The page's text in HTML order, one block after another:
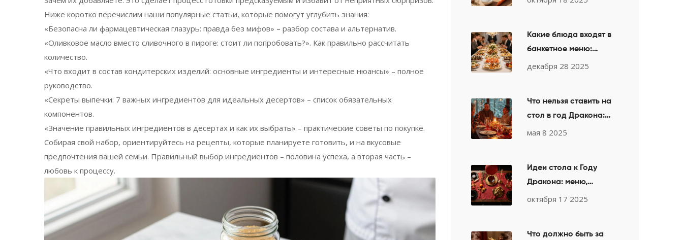
Ниже коротко перечислим наши популярные статьи, которые помогут углубить знания:
«Безопасна ли фармацевтическая глазурь: правда без мифов» – разбор состава и альтернатив.
«Оливковое масло вместо сливочного в пироге: стоит ли попробовать?». Как правильно рассчитать
количество.
«Что входит в состав кондитерских изделий: основные ингредиенты и интересные нюансы» – полное
руководство.
«Секреты выпечки: 7 важных ингредиентов для идеальных десертов» – список обязательных
компонентов.
«Значение правильных ингредиентов в десертах и как их выбрать» – практические советы по покупке.
Собирая свой набор, ориентируйтесь на рецепты, которые планируете готовить, и на вкусовые
предпочтения вашей семьи. Правильный выбор ингредиентов – половина успеха, а вторая часть –
любовь к процессу.
Какие блюда входят в
банкетное меню:
полный список для
декабря 28 2025
Что нельзя ставить на
стол в год Дракона:
важные правила для
мая 8 2025
Идеи стола к Году
Дракона: меню,
украшения и традиции
октября 17 2025
Что должно быть за